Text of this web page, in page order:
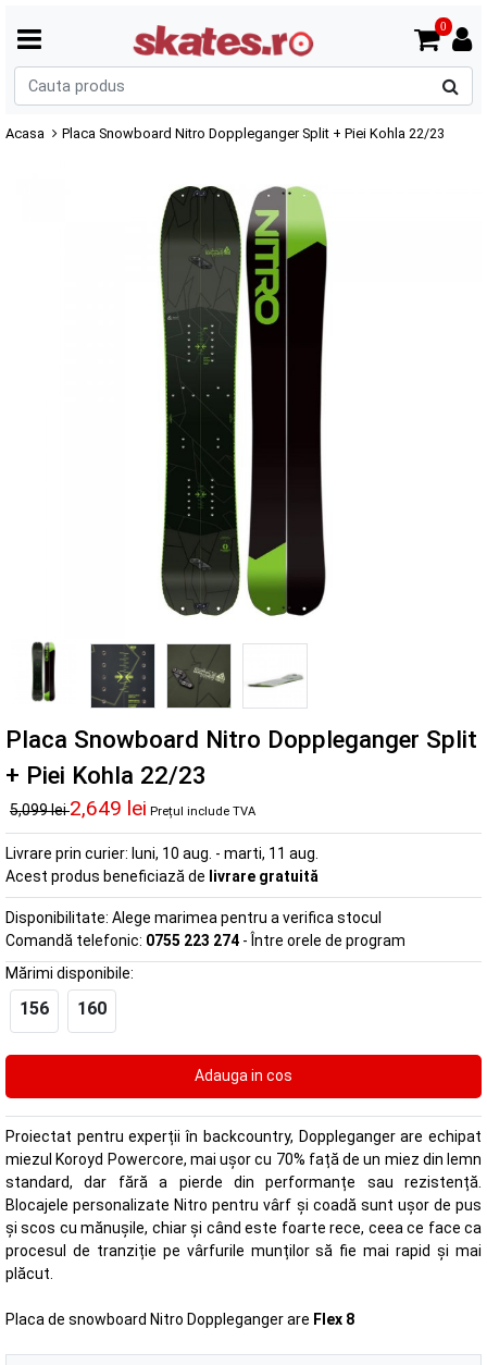
0
Acasa Placa Snowboard Nitro Doppleganger Split + Piei Kohla 22/23
Placa Snowboard Nitro Doppleganger Split
+ Piei Kohla 22/23
5,099 lei2,649 lei Prețul include TVA
Livrare prin curier: luni, 10 aug. - marti, 11 aug.
Acest produs beneficiază de livrare gratuită
Disponibilitate: Alege marimea pentru a verifica stocul
Comandă telefonic: 0755 223 274 - Între orele de program
Mărimi disponibile:
156 160
Proiectat pentru experții în backcountry, Doppleganger are echipat
miezul Koroyd Powercore, mai ușor cu 70% față de un miez din lemn
standard, dar fără a pierde din performanțe sau rezistență.
Blocajele personalizate Nitro pentru vârf și coadă sunt ușor de pus
și scos cu mănușile, chiar și când este foarte rece, ceea ce face ca
procesul de tranziție pe vârfurile munților să fie mai rapid și mai
plăcut.
Placa de snowboard Nitro Doppleganger are Flex 8